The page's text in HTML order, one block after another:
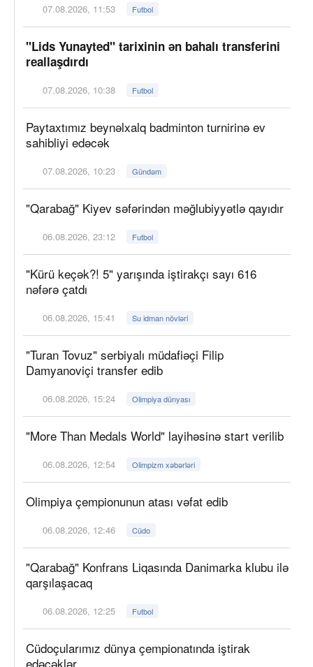
07.08.2026, 11:53 Futbol
"Lids Yunayted" tarixinin ən bahalı transferini
reallaşdırdı
07.08.2026, 10:38 Futbol
Paytaxtımız beynəlxalq badminton turnirinə ev
sahibliyi edəcək
07.08.2026, 10:23 Gündəm
"Qarabağ" Kiyev səfərindən məğlubiyyətlə qayıdır
06.08.2026, 23:12 Futbol
"Kürü keçək?! 5" yarışında iştirakçı sayı 616
nəfərə çatdı
06.08.2026, 15:41 Su idman növləri
"Turan Tovuz" serbiyalı müdafiəçi Filip
Damyanoviçi transfer edib
06.08.2026, 15:24 Olimpiya dünyası
"More Than Medals World" layihəsinə start verilib
06.08.2026, 12:54 Olimpizm xəbərləri
Olimpiya çempionunun atası vəfat edib
06.08.2026, 12:46 Cüdo
"Qarabağ" Konfrans Liqasında Danimarka klubu ilə
qarşılaşacaq
06.08.2026, 12:25 Futbol
Cüdoçularımız dünya çempionatında iştirak
edəcəklər